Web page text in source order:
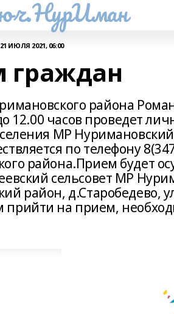
21 ИЮЛЯ 2021, 06:00
граждан
района
12.00 часов проведет
МР
по телефону
района.Прием будет
сельсовет МР
район, д.Старобедево,
на прием,